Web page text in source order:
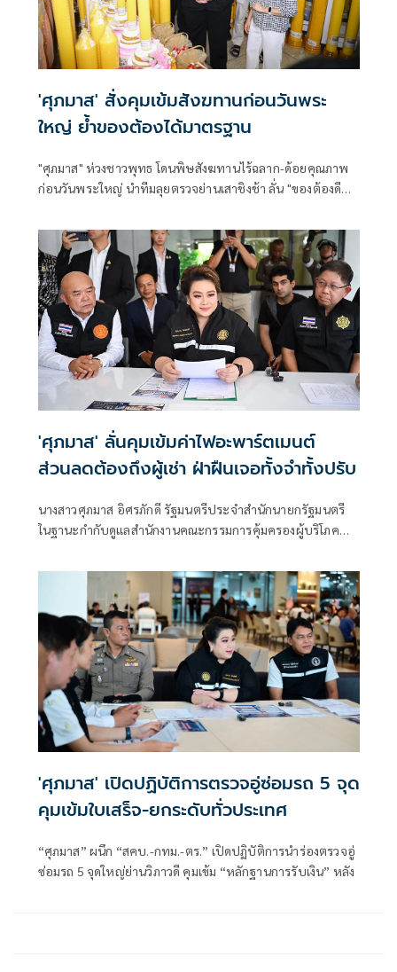
'ศุภมาส' สั่งคุมเข้มสังฆทานก่อนวันพระ
ใหญ่ ย้ำของต้องได้มาตรฐาน
"ศุภมาส" ห่วงชาวพุทธ โดนพิษสังฆทานไร้ฉลาก-ด้อยคุณภาพ
ก่อนวันพระใหญ่ นำทีมลุยตรวจย่านเสาชิงช้า ลั่น "ของต้องดี
'ศุภมาส' ลั่นคุมเข้มค่าไฟอะพาร์ตเมนต์
ส่วนลดต้องถึงผู้เช่า ฝ่าฝืนเจอทั้งจำทั้งปรับ
นางสาวศุภมาส อิศรภักดี รัฐมนตรีประจำสำนักนายกรัฐมนตรี
ในฐานะกำกับดูแลสำนักงานคณะกรรมการคุ้มครองผู้บริโภค
'ศุภมาส' เปิดปฏิบัติการตรวจอู่ซ่อมรถ 5 จุด
คุมเข้มใบเสร็จ-ยกระดับทั่วประเทศ
“ศุภมาส” ผนึก “สคบ.-กทม.-ตร.” เปิดปฏิบัติการนำร่องตรวจอู่
ซ่อมรถ 5 จุดใหญ่ย่านวิภาวดี คุมเข้ม “หลักฐานการรับเงิน” หลัง